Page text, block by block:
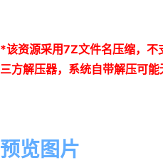
*该资源采用7Z文件名压缩，不
三方解压器，系统自带解压可能
预览图片